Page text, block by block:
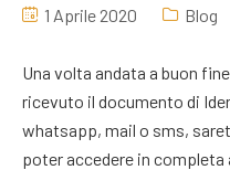
1 Aprile 2020 Blog
Una volta andata a buon
ricevuto il documento di
whatsapp, mail o sms,
poter accedere in